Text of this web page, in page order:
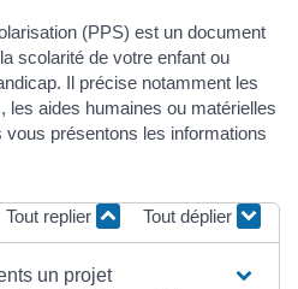
(PPS) est un document
scolarité de votre enfant ou
Il précise notamment les
les aides humaines ou matérielles
vous présentons les informations
Tout replier Tout déplier
un projet